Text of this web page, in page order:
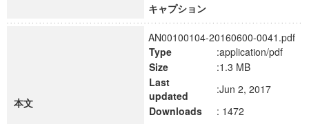
キャプション
本文
AN00100104-20160600-0041.pdf
Type
:application/pdf
Size
:1.3 MB
Last
updated
:Jun 2, 2017
Downloads
: 1472